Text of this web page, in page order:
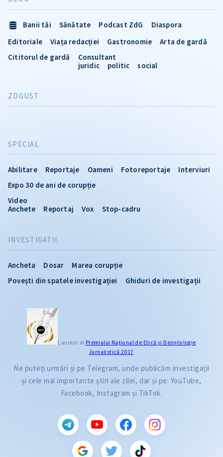
INVESTIGATII
Ancheta Dosar
Marea corupție
Povești din spatele investigației
Ghiduri de investigații
SPECIAL
Abilitare Reportaje Oameni Fotoreportaje
Interviuri
Expo 30 de ani de corupție
Video
Anchete
Reportaj Vox Stop-cadru
Banii tăi Sănătate Podcast ZdG
Diaspora
Editoriale
Viața redacției Gastronomie
Arta de gardă
Cititorul de gardă
Consultant
juridic
politic social
ZDGUST
Laureat al Premiului Naţional de Etică și Deontologie
Jurnalistică 2017
Ne puteți urmări și pe Telegram, unde publicăm investigații
și cele mai importante știri ale zilei, dar și pe: YouTube,
Facebook, Instagram și TikTok.